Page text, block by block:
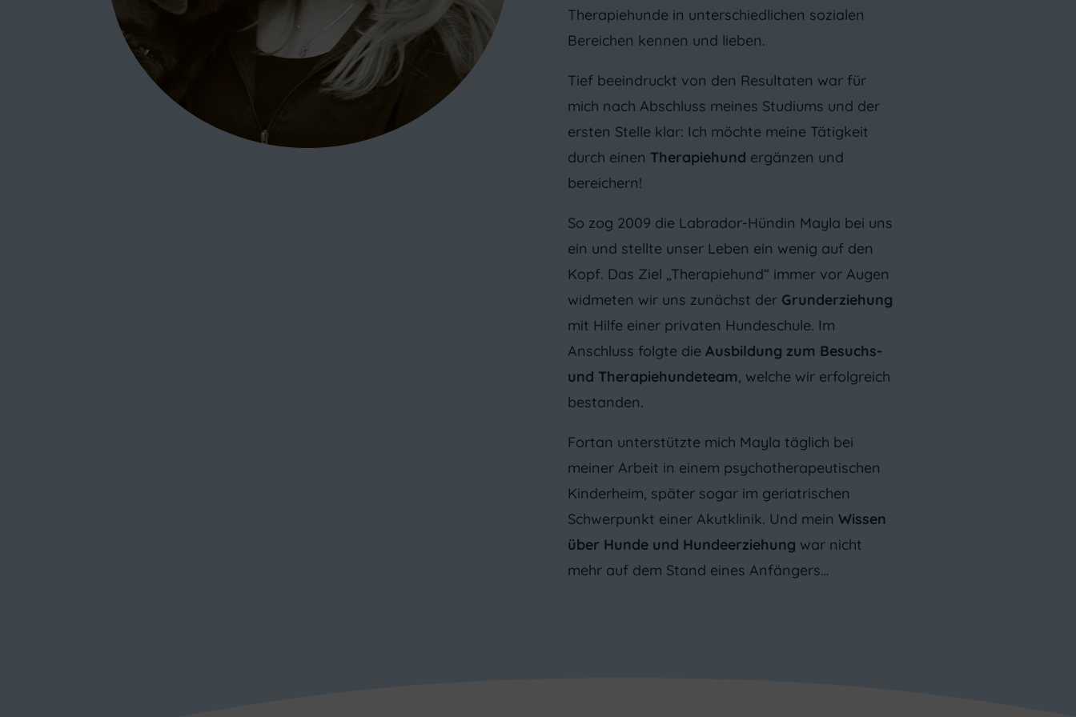
Therapiehunde in unterschiedlichen sozialen
Bereichen kennen und lieben.
Tief beeindruckt von den Resultaten war für
mich nach Abschluss meines Studiums und der
ersten Stelle klar: Ich möchte meine Tätigkeit
durch einen Therapiehund ergänzen und
bereichern!
So zog 2009 die Labrador-Hündin Mayla bei uns
ein und stellte unser Leben ein wenig auf den
Kopf. Das Ziel „Therapiehund“ immer vor Augen
widmeten wir uns zunächst der Grunderziehung
mit Hilfe einer privaten Hundeschule. Im
Anschluss folgte die Ausbildung zum Besuchs-
und Therapiehundeteam, welche wir erfolgreich
bestanden.
Fortan unterstützte mich Mayla täglich bei
meiner Arbeit in einem psychotherapeutischen
Kinderheim, später sogar im geriatrischen
Schwerpunkt einer Akutklinik. Und mein Wissen
über Hunde und Hundeerziehung war nicht
mehr auf dem Stand eines Anfängers…